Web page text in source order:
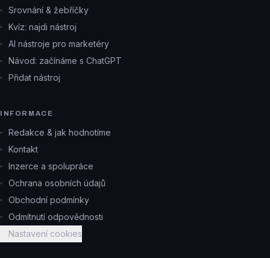
Srovnání & žebříčky
Kvíz: najdi nástroj
AI nástroje pro marketéry
Návod: začínáme s ChatGPT
Přidat nástroj
INFORMACE
Redakce & jak hodnotíme
Kontakt
Inzerce a spolupráce
Ochrana osobních údajů
Obchodní podmínky
Odmítnutí odpovědnosti
Nastavení cookies